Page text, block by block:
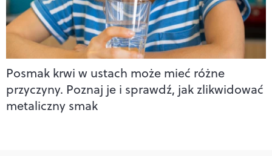
Posmak krwi w ustach może mieć różne
przyczyny. Poznaj je i sprawdź, jak zlikwidować
metaliczny smak